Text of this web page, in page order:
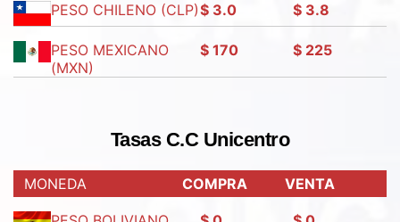
PESO CHILENO (CLP)$ 3.0 $ 3.8
PESO MEXICANO
(MXN)
$ 170 $ 225
Tasas C.C Unicentro
MONEDA COMPRA VENTA